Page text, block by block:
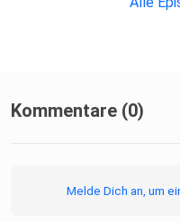
Kommentare (0)
Melde Dich an, um